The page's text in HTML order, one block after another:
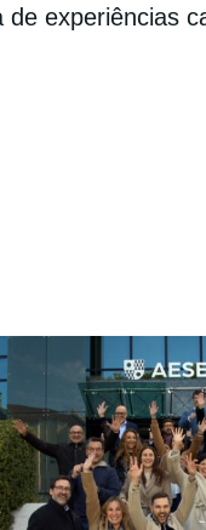
experiências